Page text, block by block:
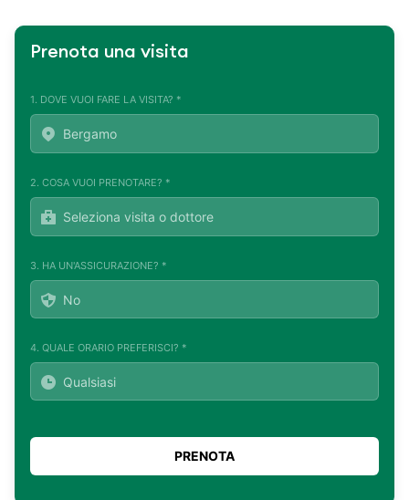
Prenota una visita
1. DOVE VUOI FARE LA VISITA? *
2. COSA VUOI PRENOTARE? *
3. HA UN'ASSICURAZIONE? *
4. QUALE ORARIO PREFERISCI? *